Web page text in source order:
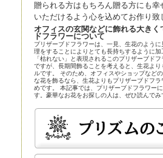
贈られる方はもちろん贈る方にも幸
いただけるよう心を込めてお作り致
オフィスの玄関などに飾れる大きく
ドフラワーについて
プリザーブドフラワーは、一見、生花のよう
理をすることによりとても長持ちするように加
「枯れない」と表現されるこのプリザーブド
ですが、長期間飾ることを考えると、生花よ
ルです。 そのため、オフィスやショップなど
な花を飾るなら、生花よりもプリザーブドフ
めです。 本記事では、プリザーブドフラワー
す。豪華なお花をお探しの人は、ぜひ読んでみ
プリザーブドフラワーとほかの花の
プリザーブドフラワーは、近年、生花店の店頭
よく知らなくても目にしている人は多いかもし
ブドフラワーとほかの花とを比較してみましょ
プリザーブドフラワー
プリザーブドフラワーは、一見、生花のよう